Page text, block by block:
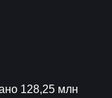
128,25 млн